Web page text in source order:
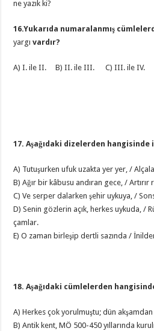
ne yazık ki?
16.Yukarıda numaralanmış
yargı vardır?
A) I. ile II. B) II. ile III. C) III. ile IV.
17. Aşağıdaki dizelerden hangisinde
A) Tutuşurken ufuk uzakta yer yer, /
B) Ağır bir kâbusu andıran gece, / Artırır
C) Ve serper dalarken şehir uykuya, /
D) Senin gözlerin açık, herkes uykuda, /
çamlar.
E) O zaman birleşip dertli sazında /
18. Aşağıdaki cümlelerden
A) Herkes çok yorulmuştu; dün
B) Antik kent, MÖ 500-450 yıllarında